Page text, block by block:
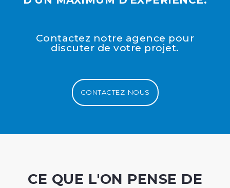
Contactez notre agence pour
discuter de votre projet.
CONTACTEZ-NOUS
CE QUE L'ON PENSE DE